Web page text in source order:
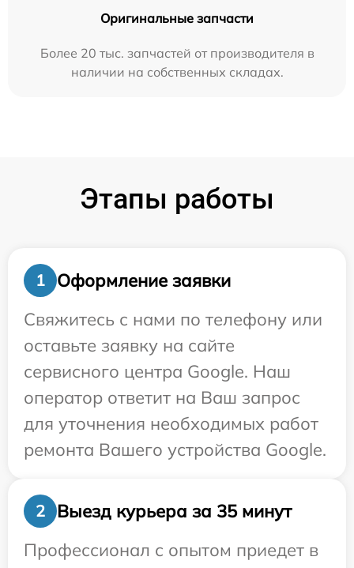
Оригинальные запчасти
Более 20 тыс. запчастей от производителя в
наличии на собственных складах.
Этапы работы
1
Оформление заявки
Свяжитесь с нами по телефону или
оставьте заявку на сайте
сервисного центра Google. Наш
оператор ответит на Ваш запрос
для уточнения необходимых работ
ремонта Вашего устройства Google.
2
Выезд курьера за 35 минут
Профессионал с опытом приедет в